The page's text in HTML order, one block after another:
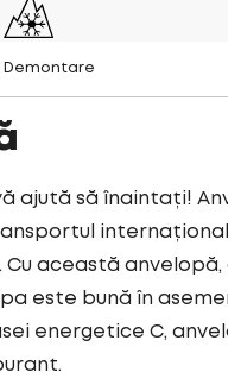
Demontare
ajută să înaintați!
această anvelopă,
este bună în
energetice C,